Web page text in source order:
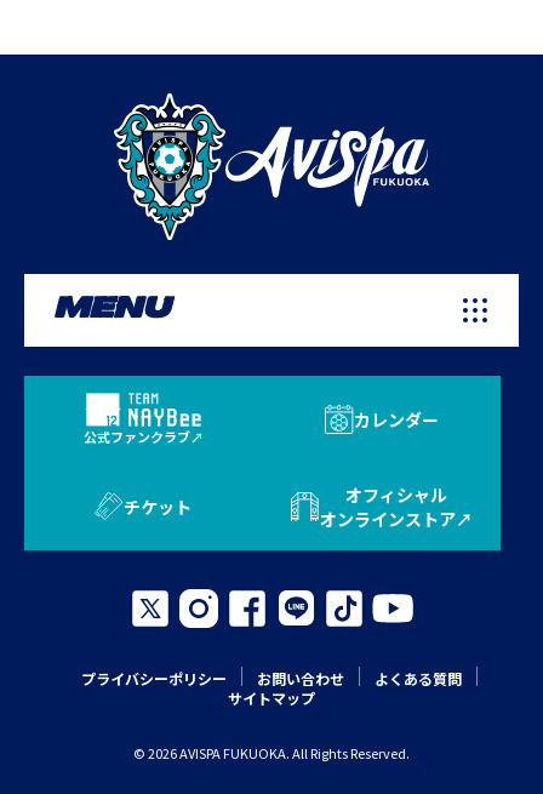
MENU
公式ファンクラブ
カレンダー
チケット
オフィシャル
オンラインストア
プライバシーポリシー お問い合わせ
よくある質問
サイトマップ
© 2026 AVISPA FUKUOKA. All Rights Reserved.